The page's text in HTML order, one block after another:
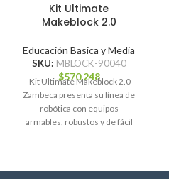
Kit Ultimate
Makeblock 2.0
Educación Basica y Media
SKU: MBLOCK-90040
$570.248
Kit Ultimate Makeblock 2.0
Zambeca presenta su línea de
robótica con equipos
armables, robustos y de fácil